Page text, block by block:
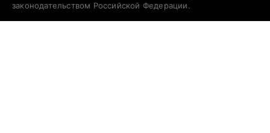
законодательством Российской Федерации.